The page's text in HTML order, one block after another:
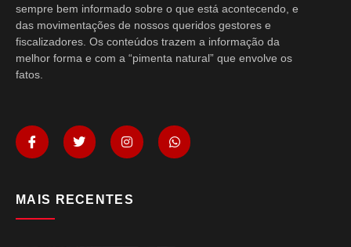
sempre bem informado sobre o que está acontecendo, e
das movimentações de nossos queridos gestores e
fiscalizadores. Os conteúdos trazem a informação da
melhor forma e com a “pimenta natural” que envolve os
fatos.
MAIS RECENTES